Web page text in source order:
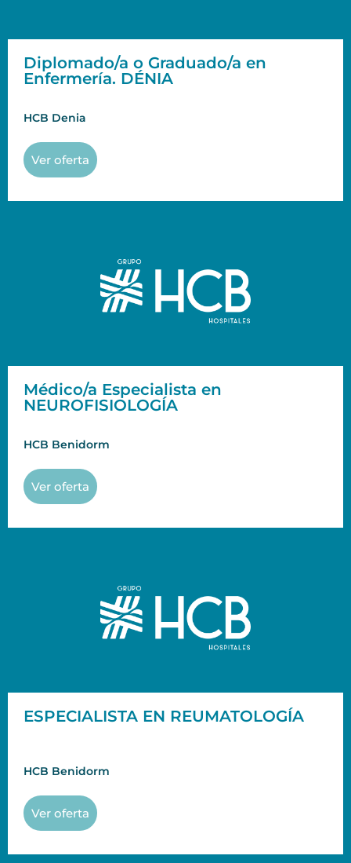
Diplomado/a o Graduado/a en
Enfermería. DÉNIA
HCB Denia
Ver oferta
Médico/a Especialista en
NEUROFISIOLOGÍA
HCB Benidorm
Ver oferta
ESPECIALISTA EN REUMATOLOGÍA
HCB Benidorm
Ver oferta